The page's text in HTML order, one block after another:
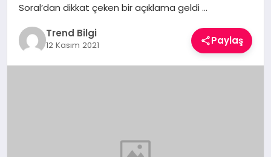
SPOR
TEKNOLOJI
Soral’dan dikkat çeken bir açıklama geldi …
Trend Bilgi
12 Kasım 2021 Paylaş